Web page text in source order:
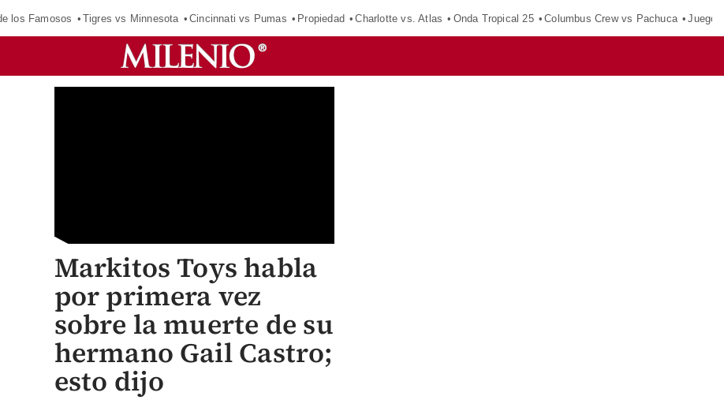
los Famosos Tigres vs Minnesota Cincinnati vs Pumas Propiedad Charlotte vs. Atlas Onda Tropical 25 Columbus Crew vs Pachuca
Markitos Toys habla
por primera vez
sobre la muerte de su
hermano Gail Castro;
esto dijo